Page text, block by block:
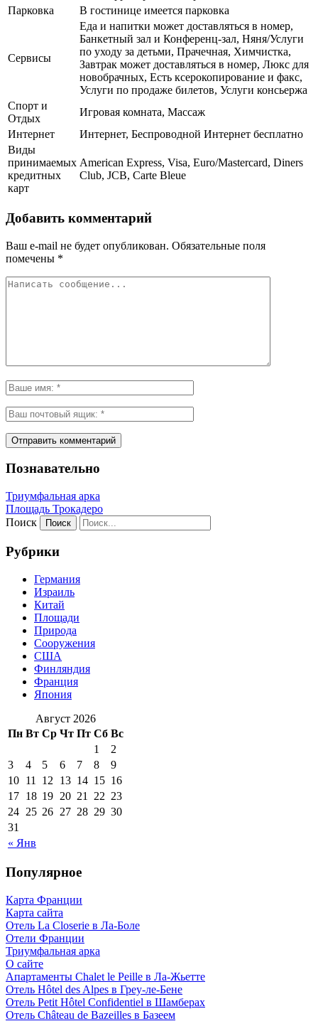
Парковка
В гостинице имеется парковка
Сервисы
Еда и напитки может доставляться в номер,
Банкетный зал и Конференц-зал, Няня/Услуги
по уходу за детьми, Прачечная, Химчистка,
Завтрак может доставляться в номер, Люкс для
новобрачных, Есть ксерокопирование и факс,
Услуги по продаже билетов, Услуги консьержа
Спорт и
Отдых
Игровая комната, Массаж
Интернет
Интернет, Беспроводной Интернет бесплатно
Виды
принимаемых
кредитных
карт
American Express, Visa, Euro/Mastercard, Diners
Club, JCB, Carte Bleue
Добавить комментарий
Ваш e-mail не будет опубликован. Обязательные поля
помечены *
Познавательно
Триумфальная арка
Площадь Трокадеро
Поиск
Рубрики
Германия
Израиль
Китай
Площади
Природа
Сооружения
США
Финляндия
Франция
Япония
Август 2026
Пн Вт Ср Чт Пт Сб Вс
« Янв
1
2
3
4 5 6 7 8
9
10 11 12 13 14 15 16
17 18 19 20 21 22 23
24 25 26 27 28 29 30
31
Популярное
Карта Франции
Карта сайта
Отель La Closerie в Ла-Боле
Отели Франции
Триумфальная арка
О сайте
Апартаменты Chalet le Peille в Ла-Жьетте
Отель Hôtel des Alpes в Греу-ле-Бене
Отель Petit Hôtel Confidentiel в Шамберах
Отель Château de Bazeilles в Базеем